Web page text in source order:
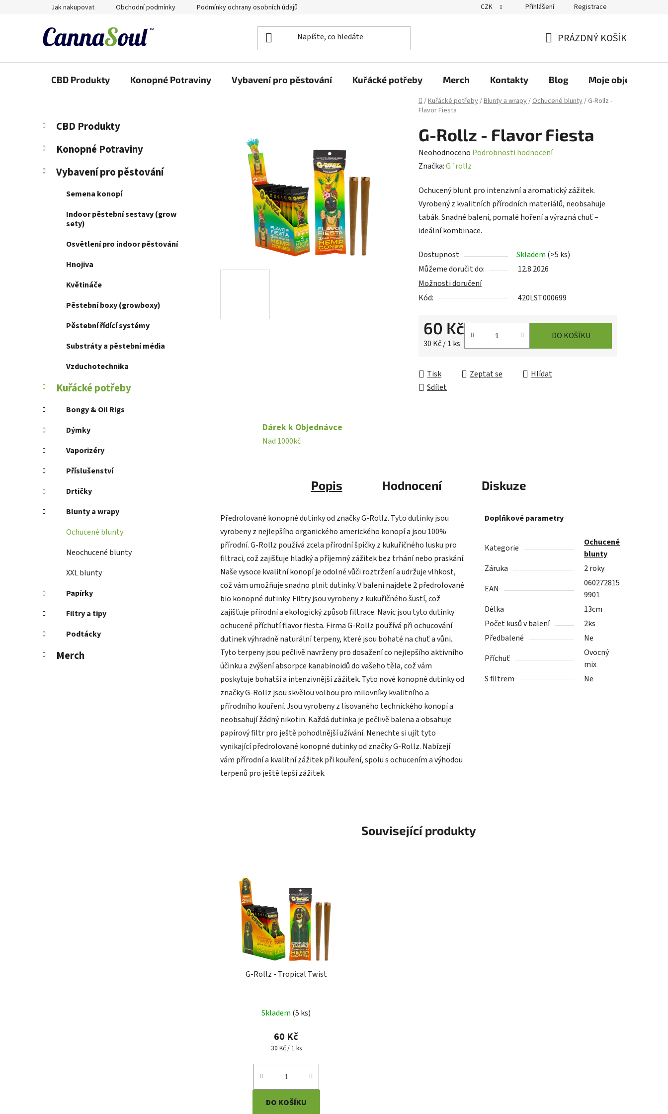
Jak nakupovat Obchodní podmínky Podmínky ochrany osobních údajů CZK Přihlášení Registrace
KOŠÍK
PRÁZDNÝ KOŠÍK
CBD Produkty Konopné Potraviny Vybavení pro pěstování Kuřácké potřeby Merch Kontakty Blog Moje objednávka
Domů
/Kuřácké potřeby/Blunty a wrapy/Ochucené blunty/ G-Rollz -
Flavor Fiesta
P
s
r
Přeskočit
kategorie
K
a
e
o
CBD Produkty
Konopné Potraviny
Vybavení pro pěstování
Semena konopí
Indoor pěstební sestavy (grow
sety)
Osvětlení pro indoor pěstování
Hnojiva
Květináče
Pěstební boxy (growboxy)
Pěstební řídící systémy
Substráty a pěstební média
Vzduchotechnika
Kuřácké potřeby
Bongy & Oil Rigs
Dýmky
Vaporizéry
Příslušenství
Drtičky
Blunty a wrapy
Ochucené blunty
Neochucené blunty
XXL blunty
Papírky
Filtry a tipy
Podtácky
Merch
G-Rollz - Flavor Fiesta
Průměrné
hodnocení
je
0,0
z
5
Neohodnoceno Podrobnosti hodnocení
Značka:G´rollz
Ochucený blunt pro intenzivní a aromatický zážitek.
Vyrobený z kvalitních přírodních materiálů, neobsahuje
tabák. Snadné balení, pomalé hoření a výrazná chuť –
ideální kombinace.
Dostupnost Skladem (>5 ks)
Můžeme doručit do:
12.8.2026
Možnosti doručení
Kód:
420LST000699
60 Kč
Měrná cena:
30 Kč / 1 ks
DO KOŠÍKU
Tisk Zeptat se
Hlídat
Sdílet
Dárek k Objednávce
Nad 1000kč
Popis Hodnocení Diskuze
Předrolované konopné dutinky od značky G-Rollz. Tyto dutinky jsou
vyrobeny z nejlepšího organického amerického konopí a jsou 100%
přírodní. G-Rollz používá zcela přírodní špičky z kukuřičného lusku pro
filtraci, což zajišťuje hladký a příjemný zážitek bez trhání nebo praskání.
Naše vysoce kvalitní konopí je odolné vůči roztržení a udržuje vlhkost,
což vám umožňuje snadno plnit dutinky. V balení najdete 2 předrolované
bio konopné dutinky. Filtry jsou vyrobeny z kukuřičného šustí, což
zajišťuje přírodní a ekologický způsob filtrace. Navíc jsou tyto dutinky
ochucené příchutí flavor fiesta. Firma G-Rollz používá při ochucování
dutinek výhradně naturální terpeny, které jsou bohaté na chuť a vůni.
Tyto terpeny jsou pečlivě navrženy pro dosažení co nejlepšího aktivního
účinku a zvýšení absorpce kanabinoidů do vašeho těla, což vám
poskytuje bohatší a intenzivnější zážitek. Tyto nové konopné dutinky od
značky G-Rollz jsou skvělou volbou pro milovníky kvalitního a
přírodního kouření. Jsou vyrobeny z lisovaného technického konopí a
neobsahují žádný nikotin. Každá dutinka je pečlivě balena a obsahuje
papírový filtr pro ještě pohodlnější užívání. Nenechte si ujít tyto
vynikající předrolované konopné dutinky od značky G-Rollz. Nabízejí
vám přírodní a kvalitní zážitek při kouření, spolu s ochucením a výhodou
terpenů pro ještě lepší zážitek.
Doplňkové parametry
Kategorie
Ochucené
blunty
Záruka
2 roky
EAN
060272815
9901
Délka
13cm
Počet kusů v balení
2ks
Předbalené
Ne
Příchuť
Ovocný
mix
S filtrem
Ne
Související produkty
G-Rollz - Tropical Twist
Skladem (5 ks)
60 Kč
Měrná
30 Kč / 1 ks
DO KOŠÍKU